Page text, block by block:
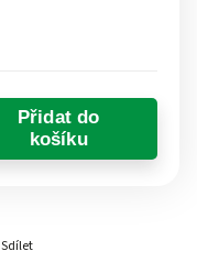
Přidat do
košíku
Sdílet